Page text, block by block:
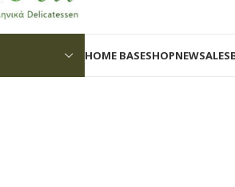
HOME BASESHOPNEWSALES